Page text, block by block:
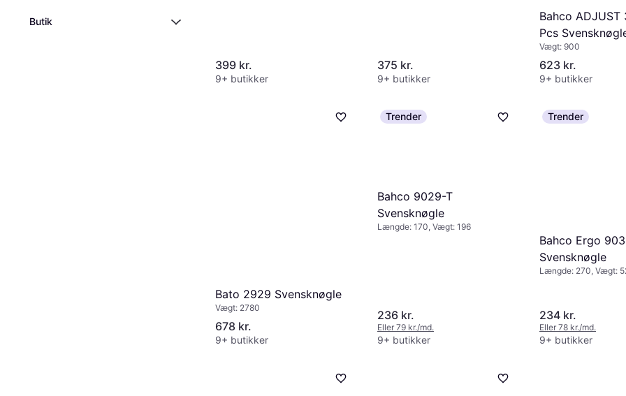
Butik
399 kr.
9+ butikker
375 kr.
9+ butikker
Bahco
Pcs
Vægt: 900
623 kr.
9+ butikker
Bato 2929 Svensknøgle
Vægt: 2780
678 kr.
9+ butikker
Trender
Bahco 9029-T
Svensknøgle
Længde: 170, Vægt: 196
236 kr.
Eller 79 kr./md.
9+ butikker
Trender
Bahco Ergo
Svensknøgle
Længde: 270, Vægt:
234 kr.
Eller 78 kr./md.
9+ butikker